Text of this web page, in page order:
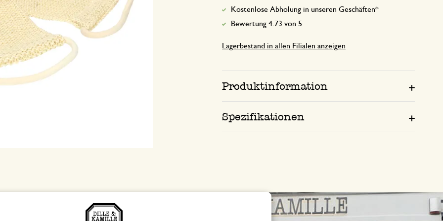
Kostenlose Abholung in unseren Geschäften*
Bewertung 4.73 von 5
Lagerbestand in allen Filialen anzeigen
Produktinformation
Spezifikationen